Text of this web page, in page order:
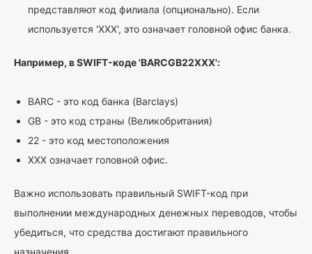
представляют код филиала (опционально). Если
используется 'XXX', это означает головной офис банка.
Например, в SWIFT-коде 'BARCGB22XXX':
BARC - это код банка (Barclays)
GB - это код страны (Великобритания)
22 - это код местоположения
XXX означает головной офис.
Важно использовать правильный SWIFT-код при
выполнении международных денежных переводов, чтобы
убедиться, что средства достигают правильного
назначения.